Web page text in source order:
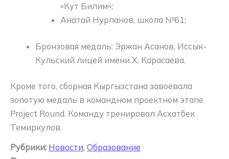
«Кут Билим»;
Анатай Нурланов, школа №61;
Бронзовая медаль: Эржан Асанов, Иссык-
Кульский лицей имени Х. Карасаева.
Кроме того, сборная Кыргызстана завоевала
золотую медаль в командном проектном этапе
Project Round. Команду тренировал Асхатбек
Темиркулов.
Рубрики: Новости, Образование